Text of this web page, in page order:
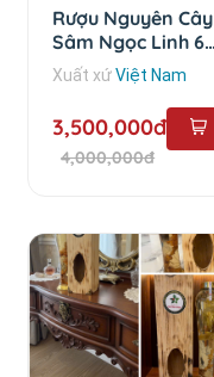
Rượu Nguyên Cây
Sâm Ngọc Linh 6
Năm - 1.5 lít
Xuất xứViệt Nam
3,500,000đ
4,000,000đ